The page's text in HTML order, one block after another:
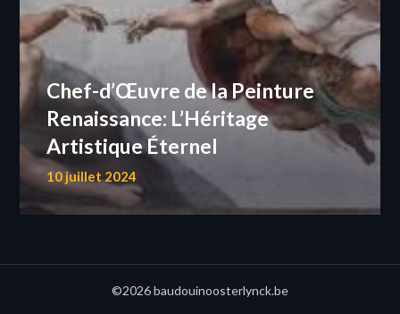
Chef-d’Œuvre de la Peinture
Renaissance: L’Héritage
Artistique Éternel
10 juillet 2024
©2026 baudouinoosterlynck.be